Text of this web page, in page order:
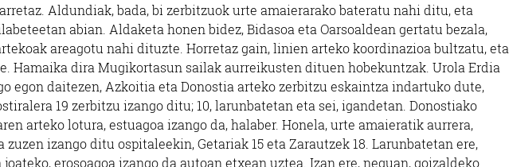
Aldundiak, bada, bi zerbitzuok urte amaierarako bateratu nahi ditu, eta
abian. Aldaketa honen bidez, Bidasoa eta Oarsoaldean gertatu bezala,
areagotu nahi dituzte. Horretaz gain, linien arteko koordinazioa bultzatu, eta
Hamaika dira Mugikortasun sailak aurreikusten dituen hobekuntzak. Urola Erdia
egon daitezen, Azkoitia eta Donostia arteko zerbitzu eskaintza indartuko dute,
19 zerbitzu izango ditu; 10, larunbatetan eta sei, igandetan. Donostiako
arteko lotura, estuagoa izango da, halaber. Honela, urte amaieratik aurrera,
izango ditu ospitaleekin, Getariak 15 eta Zarautzek 18. Larunbatetan ere,
erosoagoa izango da autoan etxean uztea. Izan ere, neguan, goizaldeko